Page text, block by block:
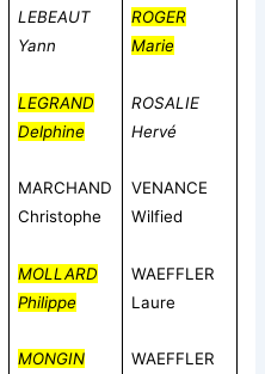
LEBEAUT
Yann
LEGRAND
Delphine
MARCHAND
Christophe
MOLLARD
Philippe
MONGIN
ROGER
Marie
ROSALIE
Hervé
VENANCE
Wilfied
WAEFFLER
Laure
WAEFFLER